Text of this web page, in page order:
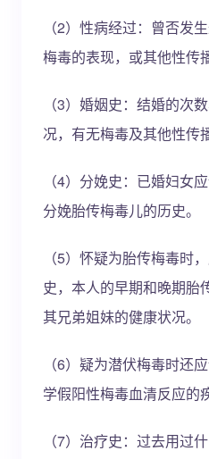
（2）性病经过：曾否发
梅毒的表现，或其他性传
（3）婚姻史：结婚的次
况，有无梅毒及其他性传
（4）分娩史：已婚妇女
分娩胎传梅毒儿的历史。
（5）怀疑为胎传梅毒时
史，本人的早期和晚期胎
其兄弟姐妹的健康状况。
（6）疑为潜伏梅毒时还
学假阳性梅毒血清反应的
（7）治疗史：过去用过